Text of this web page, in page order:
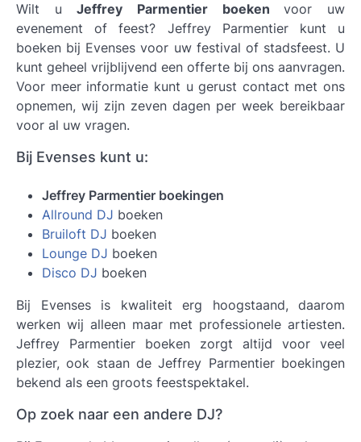
Wilt uJeffrey Parmentier boekenvoor uw
evenement of feest? Jeffrey Parmentier kunt u
boeken bij Evenses voor uw festival of stadsfeest. U
kunt geheel vrijblijvend een offerte bij ons aanvragen.
Voor meer informatie kunt u gerust contact met ons
opnemen, wij zijn zeven dagen per week bereikbaar
voor al uw vragen.
Bij Evenses kunt u:
Jeffrey Parmentier boekingen
Allround DJ boeken
Bruiloft DJ boeken
Lounge DJ boeken
Disco DJ boeken
Bij Evenses is kwaliteit erg hoogstaand, daarom
werken wij alleen maar met professionele artiesten.
Jeffrey Parmentier boeken zorgt altijd voor veel
plezier, ook staan de Jeffrey Parmentier boekingen
bekend als een groots feestspektakel.
Op zoek naar een andere DJ?